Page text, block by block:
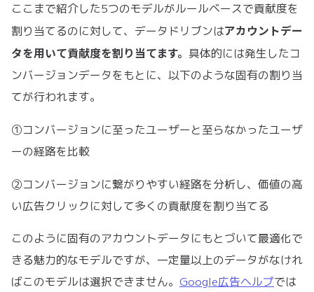
ここまで紹介した5つのモデルがルールベースで貢献度を
割り当てるのに対して、データドリブンはアカウントデー
タを用いて貢献度を割り当てます。 具体的には発生したコ
ンバージョンデータをもとに、以下のような固有の割り当
てが行われます。
①コンバージョンに至ったユーザーと至らなかったユーザ
ーの経路を比較
②コンバージョンに繋がりやすい経路を分析し、価値の高
い広告クリックに対して多くの貢献度を割り当てる
このように固有のアカウントデータにもとづいて最適化で
きる魅力的なモデルですが、一定量以上のデータがなけれ
ばこのモデルは選択できません。 Google広告ヘルプでは